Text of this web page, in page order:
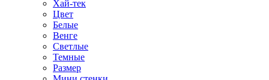
Хай-тек
Цвет
Белые
Венге
Светлые
Темные
Размер